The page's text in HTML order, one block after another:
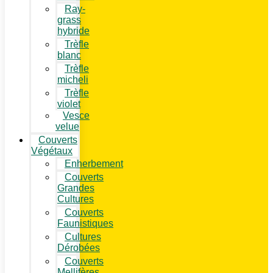
Ray-
grass
hybride
Trèfle
blanc
Trèfle
micheli
Trèfle
violet
Vesce
velue
Couverts
Végétaux
Enherbement
Couverts
Grandes
Cultures
Couverts
Faunistiques
Cultures
Dérobées
Couverts